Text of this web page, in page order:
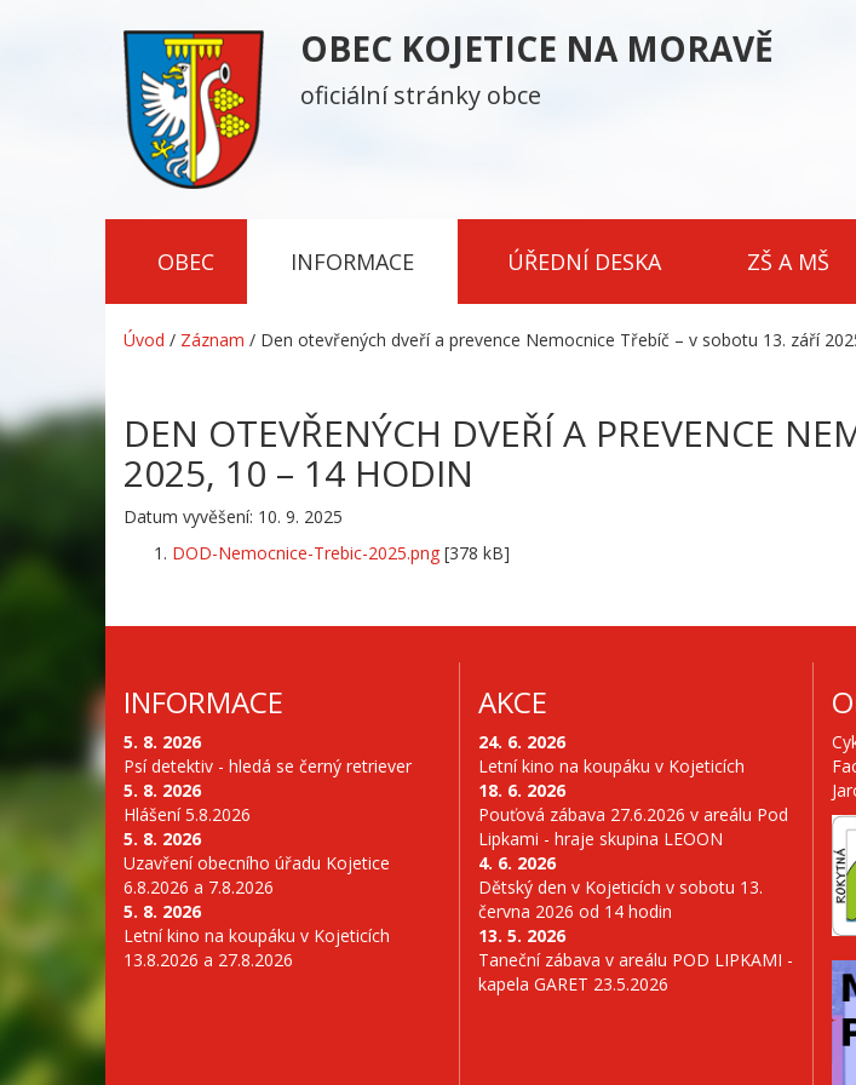
OBEC KOJETICE NA MORAVĚ
oficiální stránky obce
OBEC INFORMACE ÚŘEDNÍ DESKA ZŠ A MŠ
Úvod / Záznam / Den otevřených dveří a prevence Nemocnice Třebíč – v sobotu 13. září
DEN OTEVŘENÝCH DVEŘÍ A PREVENCE
2025, 10 – 14 HODIN
Datum vyvěšení: 10. 9. 2025
DOD-Nemocnice-Trebic-2025.png [378 kB]
INFORMACE
5. 8. 2026
Psí detektiv - hledá se černý retriever
5. 8. 2026
Hlášení 5.8.2026
5. 8. 2026
Uzavření obecního úřadu Kojetice
6.8.2026 a 7.8.2026
5. 8. 2026
Letní kino na koupáku v Kojeticích
13.8.2026 a 27.8.2026
AKCE
24. 6. 2026
Letní kino na koupáku v Kojeticích
18. 6. 2026
Pouťová zábava 27.6.2026 v areálu Pod
Lipkami - hraje skupina LEOON
4. 6. 2026
Dětský den v Kojeticích v sobotu 13.
června 2026 od 14 hodin
13. 5. 2026
Taneční zábava v areálu POD LIPKAMI -
kapela GARET 23.5.2026